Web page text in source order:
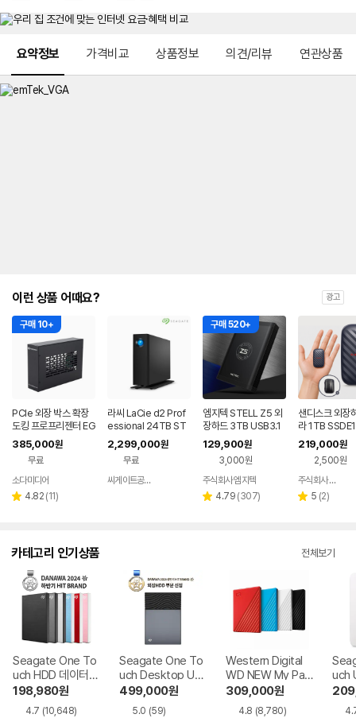
요약정보 가격비교 상품정보 의견/리뷰 연관상품
이런 상품 어때요? 광고
구매 10+
PCIe 외장 박스 확장
도킹 프로프리젠터 EG
PU 맥 교회 자막기 프
프독 PP-DOCK
385,000원
무료
페이
소다미디어
별 4.82 리
(11)
라씨 LaCie d2 Prof
essional 24TB ST
HA24000800
2,299,000원
무료
씨게이트공식총판
구매 520+
엠지텍 STELL Z5 외
장하드 3TB USB3.1
C-TYPE 메탈바디 발
열설계
129,900원
3,000원
주식회사 엠지텍
별 4.79 리
(307)
샌디스크 외장
라 1TB
블 드라이브 대
타입 초소형
219,000원
2,500원
주식회사 피아이디
별 5 리
(2)
카테고리 인기상품 전체보기
Seagate One To
uch HDD 데이터복
구
198,980원
4.7 (10,648)
Seagate One To
uch Desktop US
B BUS Power 데
이터복구
499,000원
5.0 (59)
Western Digital
WD NEW My Pas
sport Gen3
309,000원
4.8 (8,780)
uch
복구